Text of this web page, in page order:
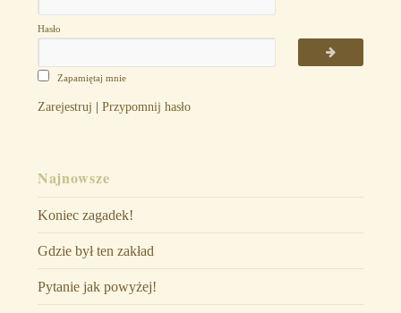
Hasło
Zapamiętaj mnie
Zarejestruj | Przypomnij hasło
Najnowsze
Koniec zagadek!
Gdzie był ten zakład
Pytanie jak powyżej!